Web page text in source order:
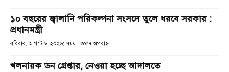
১০ বছরের জ্বালানি পরিকল্পনা সংসদে তুলে ধরবে সরকার :
প্রধানমন্ত্রী
রবিবার, আগস্ট ৯, ২০২৬; সময় : ৩:৫৭ অপরাহ্ণ
খলনায়ক ডন গ্রেপ্তার, নেওয়া হচ্ছে আদালতে